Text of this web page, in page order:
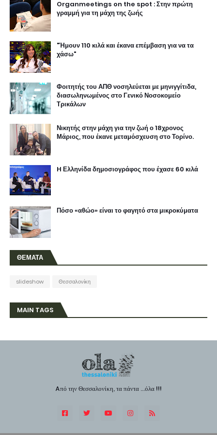
Organmeetings on the spot : Στην πρώτη
γραμμή για τη μάχη της ζωής
"Ήμουν 110 κιλά και έκανα επέμβαση για να τα
χάσω"
Φοιτητής του ΑΠΘ νοσηλεύεται με μηνιγγίτιδα,
διασωληνωμένος στο Γενικό Νοσοκομείο
Τρικάλων
Νικητής στην μάχη για την ζωή ο 18χρονος
Μάριος, που έκανε μεταμόσχευση στο Τορίνο.
H Ελληνίδα δημοσιογράφος που έχασε 60 κιλά
Πόσο «αθώο» είναι το φαγητό στα μικροκύματα
ΘΕΜΑΤΑ
slideshow Θεσσαλονίκη
MAIN TAGS
Aπό την Θεσσαλονίκη, τα πάντα ...όλα !!!